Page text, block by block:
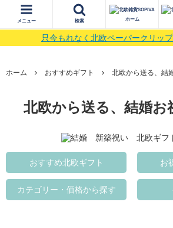
只今もれなく北欧ペーパークリッ
メニュー 検索 ホーム
ホーム おすすめギフト 北欧から送る、結
北欧から送る、結婚お
おすすめ北欧ギフト お
カテゴリー・価格から探す